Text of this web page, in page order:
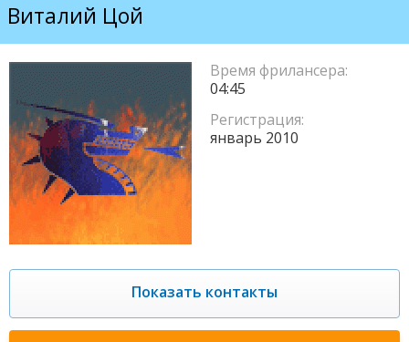
Виталий Цой
Время фрилансера:
04:45
Регистрация:
январь 2010
Показать контакты